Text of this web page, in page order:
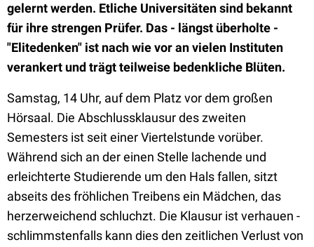
gelernt werden. Etliche Universitäten sind bekannt
für ihre strengen Prüfer. Das - längst überholte -
"Elitedenken" ist nach wie vor an vielen Instituten
verankert und trägt teilweise bedenkliche Blüten.
Samstag, 14 Uhr, auf dem Platz vor dem großen
Hörsaal. Die Abschlussklausur des zweiten
Semesters ist seit einer Viertelstunde vorüber.
Während sich an der einen Stelle lachende und
erleichterte Studierende um den Hals fallen, sitzt
abseits des fröhlichen Treibens ein Mädchen, das
herzerweichend schluchzt. Die Klausur ist verhauen -
schlimmstenfalls kann dies den zeitlichen Verlust von